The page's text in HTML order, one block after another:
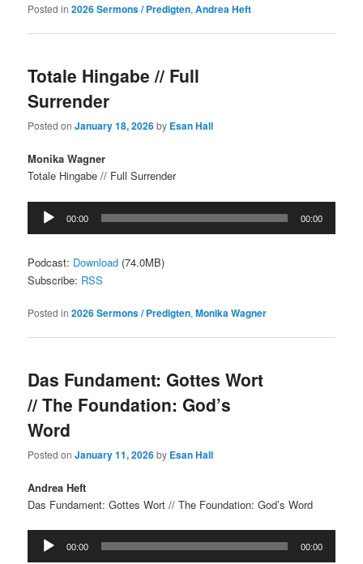
Posted in 2026 Sermons / Predigten,Andrea Heft
Totale Hingabe // Full
Surrender
Posted onJanuary 18, 2026by Esan Hall
Monika Wagner
Totale Hingabe // Full Surrender
Audio
Player
00:00 00:00
Podcast: Download (74.0MB)
Subscribe: RSS
Posted in 2026 Sermons / Predigten,Monika Wagner
Das Fundament: Gottes Wort
// The Foundation: God’s
Word
Posted onJanuary 11, 2026by Esan Hall
Andrea Heft
Das Fundament: Gottes Wort // The Foundation: God’s Word
Audio
Player
00:00 00:00